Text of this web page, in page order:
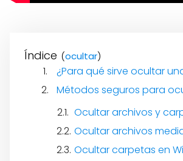
Índice ( )
¿Para qué sirve ocultar
Métodos seguros para
Ocultar archivos y
Ocultar archivos
Ocultar carpetas en